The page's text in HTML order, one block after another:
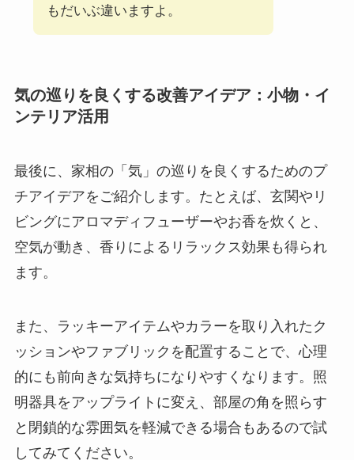
もだいぶ違いますよ。
気の巡りを良くする改善アイデア：小物・イ
ンテリア活用
最後に、家相の「気」の巡りを良くするためのプ
チアイデアをご紹介します。たとえば、玄関やリ
ビングにアロマディフューザーやお香を炊くと、
空気が動き、香りによるリラックス効果も得られ
ます。
また、ラッキーアイテムやカラーを取り入れたク
ッションやファブリックを配置することで、心理
的にも前向きな気持ちになりやすくなります。照
明器具をアップライトに変え、部屋の角を照らす
と閉鎖的な雰囲気を軽減できる場合もあるので試
してみてください。